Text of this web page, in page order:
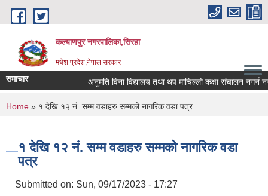
Skip to main content
कल्याणपुर नगरपालिका,सिरहा
मधेश प्रदेश,नेपाल सरकार
समाचार अनुमति विना विद्यालय तथा थप माचिल्लो कक्षा संचालन नगर्न
You are here
Home » १ देखि १२ नं. सम्म वडाहरु सम्मको नागरिक वडा पत्र
१ देखि १२ नं. सम्म वडाहरु सम्मको नागरिक वडा
पत्र
Submitted on: Sun, 09/17/2023 - 17:27